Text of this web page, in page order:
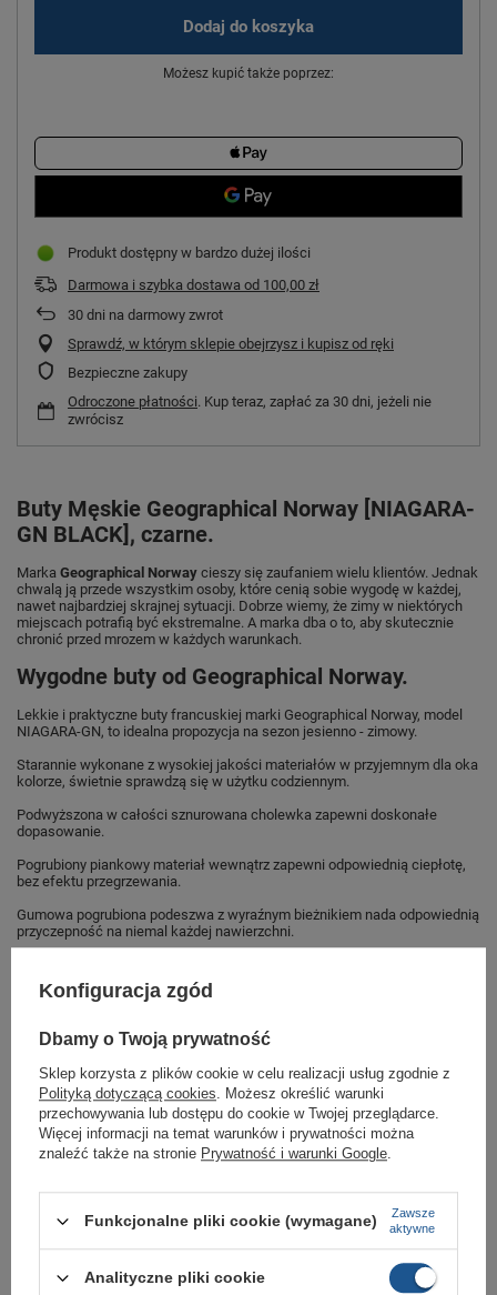
Dodaj do koszyka
Możesz kupić także poprzez:
Produkt dostępny w bardzo dużej ilości
Darmowa i szybka dostawa od 100,00 zł
30 dni na darmowy zwrot
Sprawdź, w którym sklepie obejrzysz i kupisz od ręki
Bezpieczne zakupy
Odroczone płatności. Kup teraz, zapłać za 30 dni, jeżeli nie
zwrócisz
Buty Męskie Geographical Norway [NIAGARA-
GN BLACK], czarne.
Marka Geographical Norway cieszy się zaufaniem wielu klientów. Jednak
chwalą ją przede wszystkim osoby, które cenią sobie wygodę w każdej,
nawet najbardziej skrajnej sytuacji. Dobrze wiemy, że zimy w niektórych
miejscach potrafią być ekstremalne. A marka dba o to, aby skutecznie
chronić przed mrozem w każdych warunkach.
Wygodne buty od Geographical Norway.
Lekkie i praktyczne buty francuskiej marki Geographical Norway, model
NIAGARA-GN, to idealna propozycja na sezon jesienno - zimowy.
Starannie wykonane z wysokiej jakości materiałów w przyjemnym dla oka
kolorze, świetnie sprawdzą się w użytku codziennym.
Podwyższona w całości sznurowana cholewka zapewni doskonałe
dopasowanie.
Pogrubiony piankowy materiał wewnątrz zapewni odpowiednią ciepłotę,
bez efektu przegrzewania.
Gumowa pogrubiona podeszwa z wyraźnym bieżnikiem nada odpowiednią
przyczepność na niemal każdej nawierzchni.
użytku
Zobacz jakie rozmiary są dostępne.
Sklep Butomania.pl to największy wybór obuwia sportowego dla całej
Twojej rodziny.
oryginalny i pochodzi z oficjalnej sieci dystrybucyjnej.
W ciągu 30 dni możesz dokonać zwrotu bądź wymiany towaru bez
Konfiguracja zgód
Dbamy o Twoją prywatność
Sklep korzysta z plików cookie w celu realizacji usług zgodnie z
Polityką dotyczącą cookies. Możesz określić warunki
przechowywania lub dostępu do cookie w Twojej przeglądarce.
Więcej informacji na temat warunków i prywatności można
znaleźć także na stronie Prywatność i warunki Google.
Funkcjonalne pliki cookie (wymagane)
Zawsze
aktywne
Analityczne pliki cookie